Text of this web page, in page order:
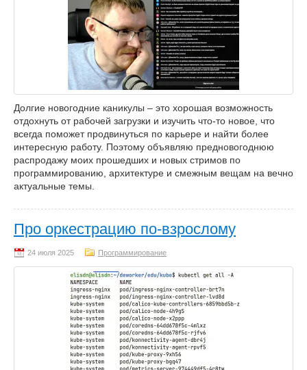
Долгие новогодние каникулы – это хорошая возможность
отдохнуть от рабочей загрузки и изучить что-то новое, что
всегда поможет продвинуться по карьере и найти более
интересную работу. Поэтому объявляю предновогоднюю
распродажу моих прошедших и новых стримов по
программированию, архитектуре и смежным вещам на вечно
актуальные темы.
Про оркестрацию по-взрослому
Программирование